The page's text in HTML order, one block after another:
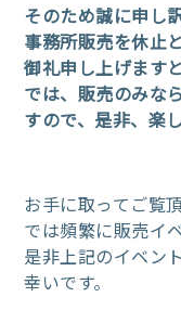
そのため誠に申し
事務所販売を休止
御礼申し上げます
では、販売のみな
すので、是非、楽
お手に取ってご覧
では頻繁に販売イ
是非上記のイベン
幸いです。